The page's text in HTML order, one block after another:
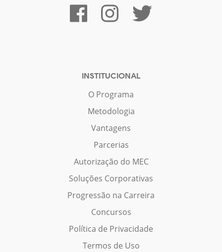
INSTITUCIONAL
O Programa
Metodologia
Vantagens
Parcerias
Autorização do MEC
Soluções Corporativas
Progressão na Carreira
Concursos
Política de Privacidade
Termos de Uso